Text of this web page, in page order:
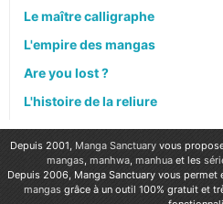
Le maître calligraphe
L'empire des mangas
Are you lost ?
L'histoire de la reliure
Depuis 2001, Manga Sanctuary vous
mangas, manhwa, manhuaet les
Depuis 2006, Manga Sanctuary vous permet
mangas grâce à un outil 100% gratuit et